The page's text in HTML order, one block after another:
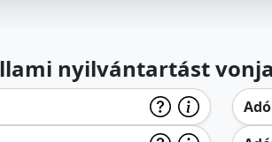
nyilvántartást